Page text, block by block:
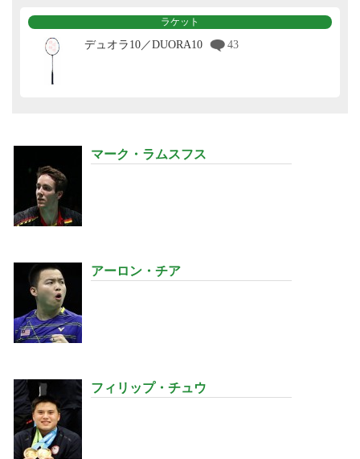
ラケット
デュオラ10／DUORA10 43
マーク・ラムスフス
アーロン・チア
フィリップ・チュウ